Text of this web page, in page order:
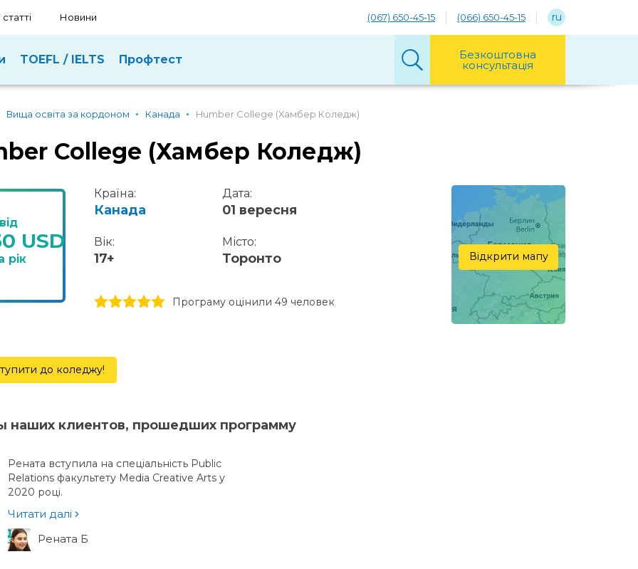
Новини (067) 650-45-15 (066) 650-45-15 ru
TOEFL / IELTS Профтест Безкоштовна
консультація
Вища освіта за кордоном Канада Humber College (Хамбер Коледж)
College (Хамбер Коледж)
USD
рік
Країна:
Канада
Дата:
01 вересня
Вік:
17+
Місто:
Торонто
5 stars
4 stars
3 stars
2 stars
1 stars Програму оцінили 49 человек
Відкрити мапу
до коледжу!
наших клиентов, прошедших программу
Рената вступила на спеціальність Public
Relations факультету Media Creative Arts у
2020 році.
Читати далі
Рената Б